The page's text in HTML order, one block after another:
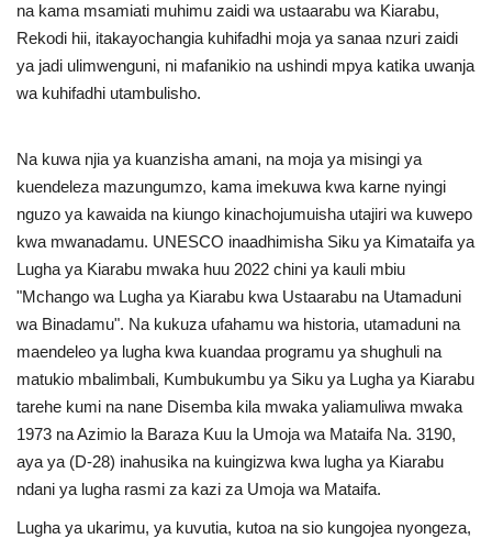
na kama msamiati muhimu zaidi wa ustaarabu wa Kiarabu,
Rekodi hii, itakayochangia kuhifadhi moja ya sanaa nzuri zaidi
ya jadi ulimwenguni, ni mafanikio na ushindi mpya katika uwanja
wa kuhifadhi utambulisho.
Na kuwa njia ya kuanzisha amani, na moja ya misingi ya
kuendeleza mazungumzo, kama imekuwa kwa karne nyingi
nguzo ya kawaida na kiungo kinachojumuisha utajiri wa kuwepo
kwa mwanadamu. UNESCO inaadhimisha Siku ya Kimataifa ya
Lugha ya Kiarabu mwaka huu 2022 chini ya kauli mbiu
"Mchango wa Lugha ya Kiarabu kwa Ustaarabu na Utamaduni
wa Binadamu". Na kukuza ufahamu wa historia, utamaduni na
maendeleo ya lugha kwa kuandaa programu ya shughuli na
matukio mbalimbali, Kumbukumbu ya Siku ya Lugha ya Kiarabu
tarehe kumi na nane Disemba kila mwaka yaliamuliwa mwaka
1973 na Azimio la Baraza Kuu la Umoja wa Mataifa Na. 3190,
aya ya (D-28) inahusika na kuingizwa kwa lugha ya Kiarabu
ndani ya lugha rasmi za kazi za Umoja wa Mataifa.
Lugha ya ukarimu, ya kuvutia, kutoa na sio kungojea nyongeza,